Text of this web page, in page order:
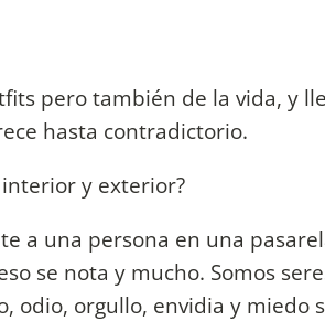
pero también de la vida, y
hasta contradictorio.
y exterior?
a una persona en una
se nota y mucho. Somos
odio, orgullo, envidia y miedo